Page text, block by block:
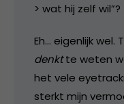
> wat hij zelf wil”?
Eh… eigenlijk wel.
denktte weten
het vele
sterkt mijn